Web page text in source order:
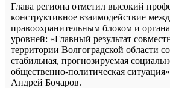
Глава региона отметил высокий
конструктивное взаимодействие
правоохранительным блоком и
уровней: «Главный результат
территории Волгоградской области
стабильная, прогнозируемая
общественно-политическая
Андрей Бочаров.